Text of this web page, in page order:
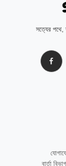
সত্যের পথে,
বার্তা